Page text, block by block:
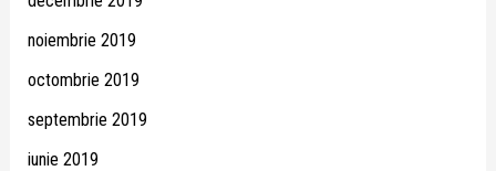
noiembrie 2019
octombrie 2019
septembrie 2019
iunie 2019